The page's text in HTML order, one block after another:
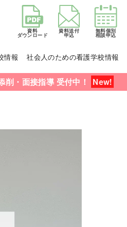
資料
ダウンロード
資料送付
申込
無料個別
相談申込
情報 社会人のための看護学校情報
削・面接指導 受付中！